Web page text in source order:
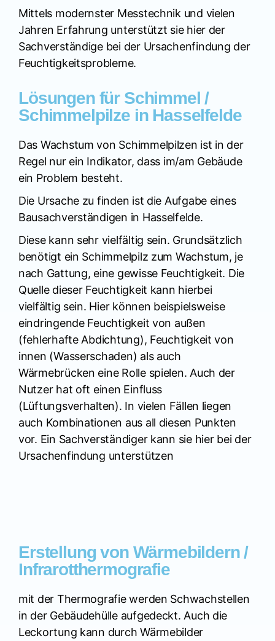
Mittels modernster Messtechnik und vielen
Jahren Erfahrung unterstützt sie hier der
Sachverständige bei der Ursachenfindung der
Feuchtigkeitsprobleme.
Lösungen für Schimmel /
Schimmelpilze in Hasselfelde
Das Wachstum von Schimmelpilzen ist in der
Regel nur ein Indikator, dass im/am Gebäude
ein Problem besteht.
Die Ursache zu finden ist die Aufgabe eines
Bausachverständigen in Hasselfelde.
Diese kann sehr vielfältig sein. Grundsätzlich
benötigt ein Schimmelpilz zum Wachstum, je
nach Gattung, eine gewisse Feuchtigkeit. Die
Quelle dieser Feuchtigkeit kann hierbei
vielfältig sein. Hier können beispielsweise
eindringende Feuchtigkeit von außen
(fehlerhafte Abdichtung), Feuchtigkeit von
innen (Wasserschaden) als auch
Wärmebrücken eine Rolle spielen. Auch der
Nutzer hat oft einen Einfluss
(Lüftungsverhalten). In vielen Fällen liegen
auch Kombinationen aus all diesen Punkten
vor. Ein Sachverständiger kann sie hier bei der
Ursachenfindung unterstützen
Erstellung von Wärmebildern /
Infrarotthermografie
mit der Thermografie werden Schwachstellen
in der Gebäudehülle aufgedeckt. Auch die
Leckortung kann durch Wärmebilder